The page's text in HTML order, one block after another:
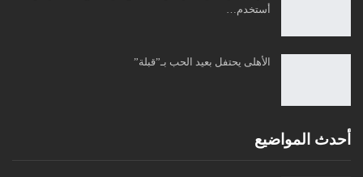
أستخدم…
الأهلى يحتفل بعيد الحب بـ”قبلة”
أحدث المواضيع